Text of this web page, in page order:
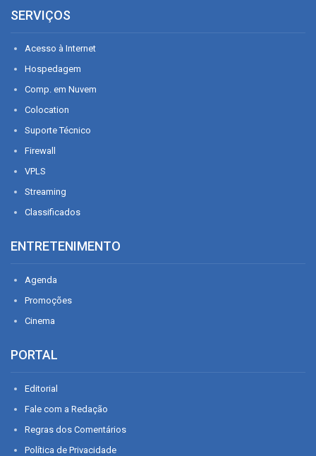
SERVIÇOS
Acesso à Internet
Hospedagem
Comp. em Nuvem
Colocation
Suporte Técnico
Firewall
VPLS
Streaming
Classificados
ENTRETENIMENTO
Agenda
Promoções
Cinema
PORTAL
Editorial
Fale com a Redação
Regras dos Comentários
Política de Privacidade